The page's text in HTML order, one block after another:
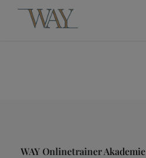
WAY Onlinetrainer Akademie